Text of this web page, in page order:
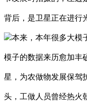
背后，是卫星正在进行
本来，本年很多大模
模子的数据来历愈加丰
星，为农做物发展保驾
头，工做人员曾经热火